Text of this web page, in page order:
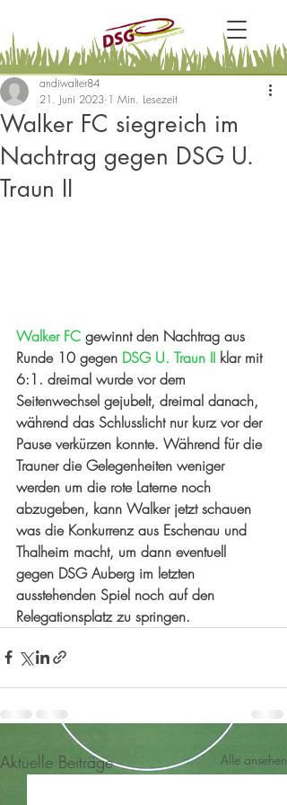
Walker FC siegreich im
Nachtrag gegen DSG U.
Traun II
andiwalter84
21. Juni 2023 1 Min. Lesezeit
Walker FC gewinnt den Nachtrag aus
Runde 10 gegen DSG U. Traun II klar mit
6:1. dreimal wurde vor dem
Seitenwechsel gejubelt, dreimal danach,
während das Schlusslicht nur kurz vor der
Pause verkürzen konnte. Während für die
Trauner die Gelegenheiten weniger
werden um die rote Laterne noch
abzugeben, kann Walker jetzt schauen
was die Konkurrenz aus Eschenau und
Thalheim macht, um dann eventuell
gegen DSG Auberg im letzten
ausstehenden Spiel noch auf den
Relegationsplatz zu springen.
Aktuelle Beiträge Alle ansehen